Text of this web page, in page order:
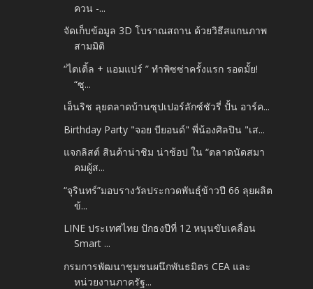
ควน -...
จัดเก็บข้อมูล 3D โบราณสถาน ด้วยวิธีสแกนภาพ
สามมิติ
“ไตเติ้ล + แอมแปร์ ” ทำพิซซ่าครั้งแรก รอดมั้ย!
“ซุ...
เอ็นริช ลุยตลาดบ้านซุปเปอร์ลักซ์ชัวรี่ ปั้น อาร์ค...
Birthday​ Party "จอย​ บียอนด์" พี่น้องศิลปิน​ "เส...
แจกลิสต์ สินค้าน่าชิม น่าช้อป ใน “ตลาดนัดสมา
คมผู้ส...
“จุรินทร์”มอบรางวัลประกวดพันธุ์ข้าวปี 66 ลุยผลิต
ข้...
LINE ประเทศไทย ปักธงปีที่ 12 หนุนขับเคลื่อน
Smart ...
กรมการพัฒนาชุมชนผนึกพันธมิตร CEA และ
หน่วยงานภาครัฐ...